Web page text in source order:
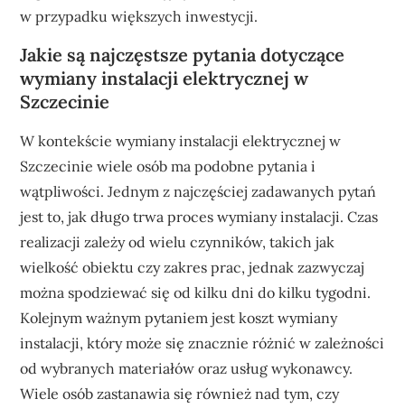
w przypadku większych inwestycji.
Jakie są najczęstsze pytania dotyczące
wymiany instalacji elektrycznej w
Szczecinie
W kontekście wymiany instalacji elektrycznej w
Szczecinie wiele osób ma podobne pytania i
wątpliwości. Jednym z najczęściej zadawanych pytań
jest to, jak długo trwa proces wymiany instalacji. Czas
realizacji zależy od wielu czynników, takich jak
wielkość obiektu czy zakres prac, jednak zazwyczaj
można spodziewać się od kilku dni do kilku tygodni.
Kolejnym ważnym pytaniem jest koszt wymiany
instalacji, który może się znacznie różnić w zależności
od wybranych materiałów oraz usług wykonawcy.
Wiele osób zastanawia się również nad tym, czy